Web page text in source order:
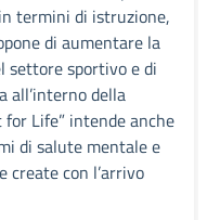
termini di istruzione,
di aumentare la
settore sportivo e di
all’interno della
Life” intende anche
di salute mentale e
create con l’arrivo